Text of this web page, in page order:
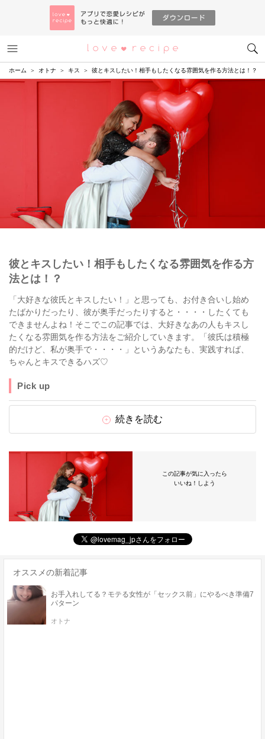
恋愛レシピ
ホーム オトナ キス 彼とキスしたい！相手もしたくなる雰囲気を作る方法とは！？
彼とキスしたい！相手もしたくなる雰囲気を作る方
法とは！？
「大好きな彼氏とキスしたい！」と思っても、お付き合いし始め
たばかりだったり、彼が奥手だったりすると・・・・したくても
できませんよね！そこでこの記事では、大好きなあの人もキスし
たくなる雰囲気を作る方法をご紹介していきます。「彼氏は積極
的だけど、私が奥手で・・・・」というあなたも、実践すれば、
ちゃんとキスできるハズ♡
Pick up
続きを読む
この記事が気に入ったら
いいね！しよう
オススメの新着記事
お手入れしてる？モテる女性が「セックス前」にやるべき準備7
パターン
オトナ